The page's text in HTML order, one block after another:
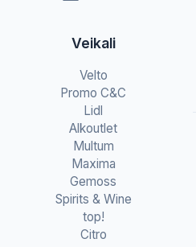
Veikali
Velto
Promo C&C
Lidl
Alkoutlet
Multum
Maxima
Gemoss
Spirits & Wine
top!
Citro